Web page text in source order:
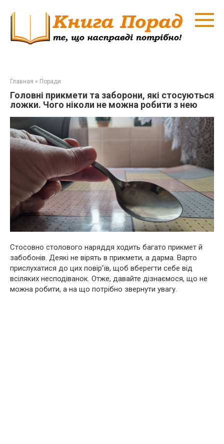
Главная » Поради
Головні прикмети та заборони, які стосуються
ложки. Чого ніколи не можна робити з нею
Стосовно столового наряддя ходить багато прикмет й
забобонів. Деякі не вірять в прикмети, а дарма. Варто
прислухатися до цих повір’їв, щоб вберегти себе від
всіляких несподіванок. Отже, давайте дізнаємося, що не
можна робити, а на що потрібно звернути увагу.